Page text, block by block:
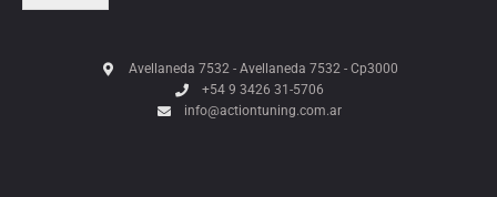
Avellaneda 7532 - Avellaneda 7532 - Cp3000
+54 9 3426 31-5706
info@actiontuning.com.ar